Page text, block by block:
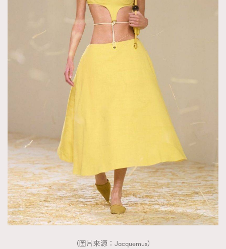
（圖片來源：Jacquemus）